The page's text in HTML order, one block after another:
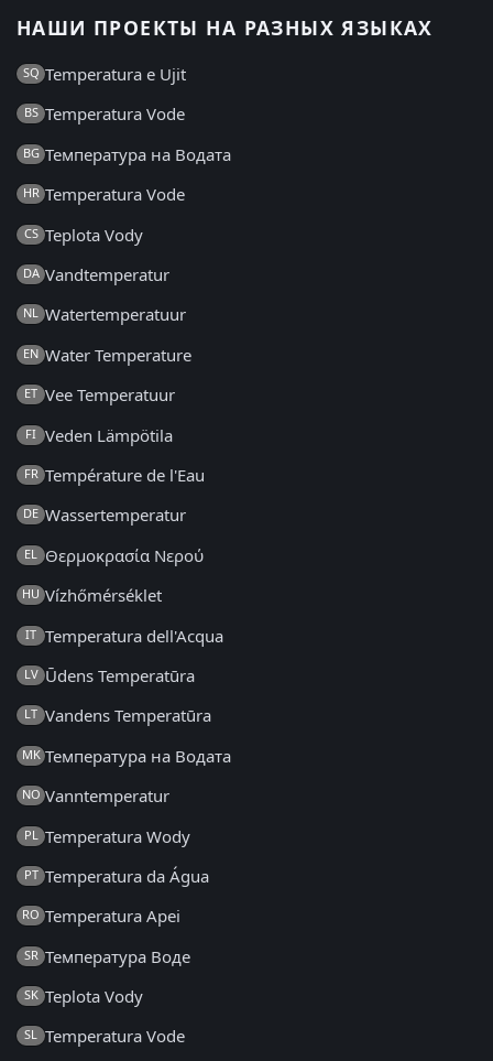
НАШИ ПРОЕКТЫ НА РАЗНЫХ ЯЗЫКАХ
SQ Temperatura e Ujit
BS Temperatura Vode
BG Температура на Водата
HR Temperatura Vode
CS Teplota Vody
DA Vandtemperatur
NL Watertemperatuur
EN Water Temperature
ET Vee Temperatuur
FI Veden Lämpötila
FR Température de l'Eau
DE Wassertemperatur
EL Θερμοκρασία Νερού
HU Vízhőmérséklet
IT Temperatura dell'Acqua
LV Ūdens Temperatūra
LT Vandens Temperatūra
MK Температура на Водата
NO Vanntemperatur
PL Temperatura Wody
PT Temperatura da Água
RO Temperatura Apei
SR Температура Воде
SK Teplota Vody
SL Temperatura Vode